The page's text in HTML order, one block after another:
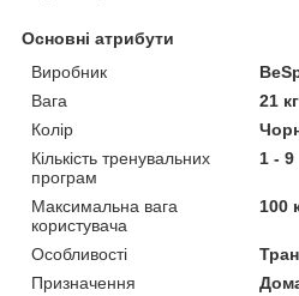
Основні атрибути
Виробник
Вага
21 кг
Колір
Кількість тренувальних
програм
1 - 9
Максимальна вага
користувача
100
Особливості
Призначення